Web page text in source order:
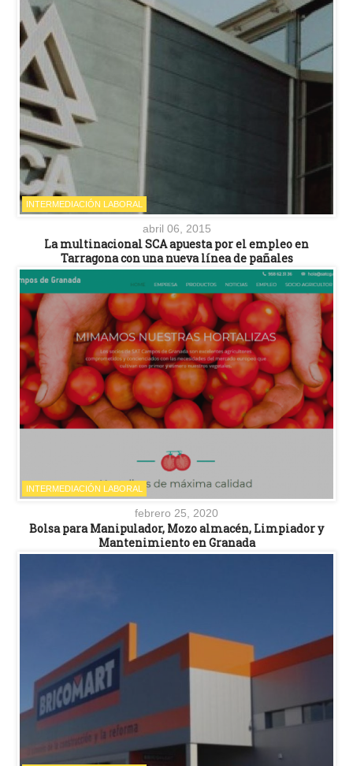
INTERMEDIACIÓN LABORAL
abril 06, 2015
La multinacional SCA apuesta por el empleo en
Tarragona con una nueva línea de pañales
INTERMEDIACIÓN LABORAL
febrero 25, 2020
Bolsa para Manipulador, Mozo almacén, Limpiador y
Mantenimiento en Granada